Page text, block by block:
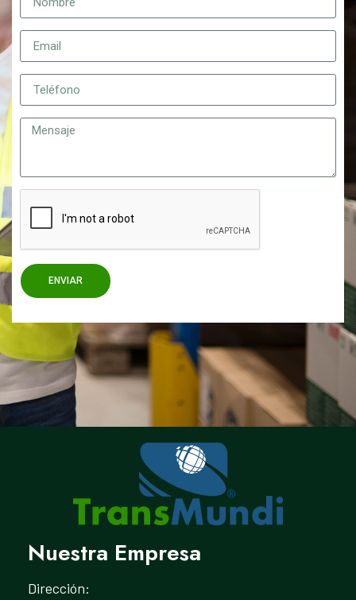
ENVIAR
Nuestra Empresa
Dirección: